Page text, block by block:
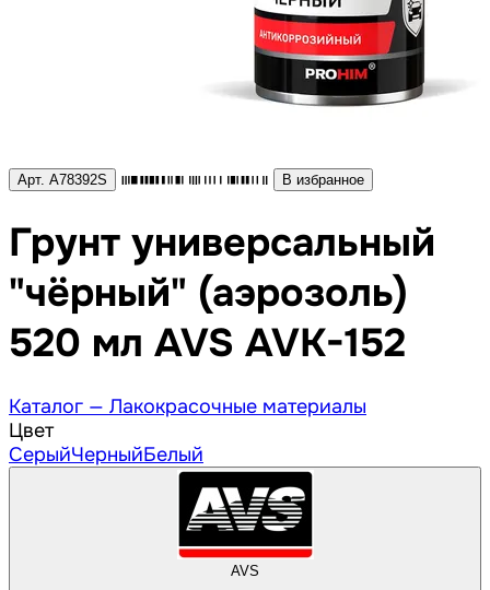
Арт. A78392S В избранное
Грунт универсальный
"чёрный" (аэрозоль)
520 мл AVS AVK-152
Каталог — Лакокрасочные материалы
Цвет
СерыйЧерныйБелый
AVS